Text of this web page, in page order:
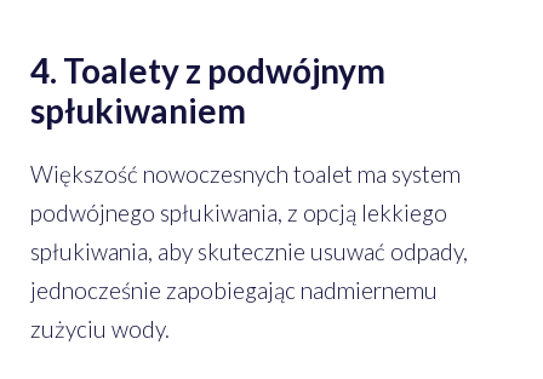
4. Toalety z podwójnym
spłukiwaniem
Większość nowoczesnych toalet ma system
podwójnego spłukiwania, z opcją lekkiego
spłukiwania, aby skutecznie usuwać odpady,
jednocześnie zapobiegając nadmiernemu
zużyciu wody.